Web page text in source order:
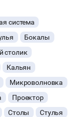
до 09:00 — 20 000
система
Бокалы
столик
Кальян
Микроволновка
Проектор
Столы
Стулья
это бесплатно
после того, как